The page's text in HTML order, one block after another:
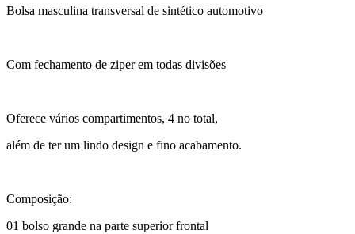
Bolsa masculina transversal de sintético automotivo
Com fechamento de ziper em todas divisões
Oferece vários compartimentos, 4 no total,
além de ter um lindo design e fino acabamento.
Composição:
01 bolso grande na parte superior frontal